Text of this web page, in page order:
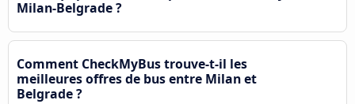
Milan-Belgrade ?
Comment CheckMyBus trouve-t-il les
meilleures offres de bus entre Milan et
Belgrade ?